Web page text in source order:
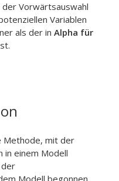
Vorwärtsauswahl
Variablen
als der in Alpha für
Methode, mit der
in einem Modell
Modell begonnen,